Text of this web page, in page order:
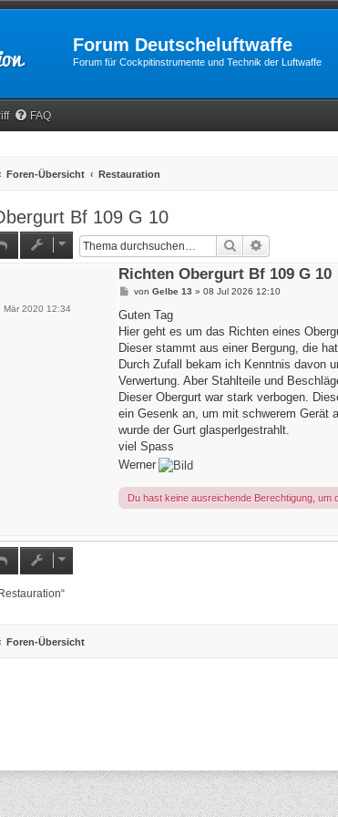
Forum Deutscheluftwaffe
Forum für Cockpitinstrumente und Technik der Luftwaffe
FAQ
Foren-Übersicht Restauration
Bf 109 G 10
Suche
Mär 2020 12:34
Richten Obergurt Bf 109 G 10
B
r
a
von Gelbe 13 » 08 Jul 2026 12:10
Guten Tag
Hier geht es um das Richten eines
Dieser stammt aus einer Bergung, die
Durch Zufall bekam ich Kenntnis davon
Verwertung. Aber Stahlteile und
Dieser Obergurt war stark verbogen.
ein Gesenk an, um mit schwerem Gerät
wurde der Gurt glasperlgestrahlt.
viel Spass
Werner
Du hast keine ausreichende Berechtigung, um
Foren-Übersicht